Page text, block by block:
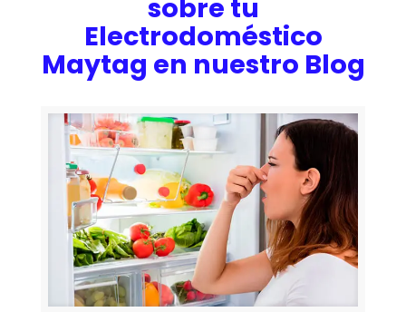
sobre tu
Electrodoméstico
Maytag en nuestro Blog